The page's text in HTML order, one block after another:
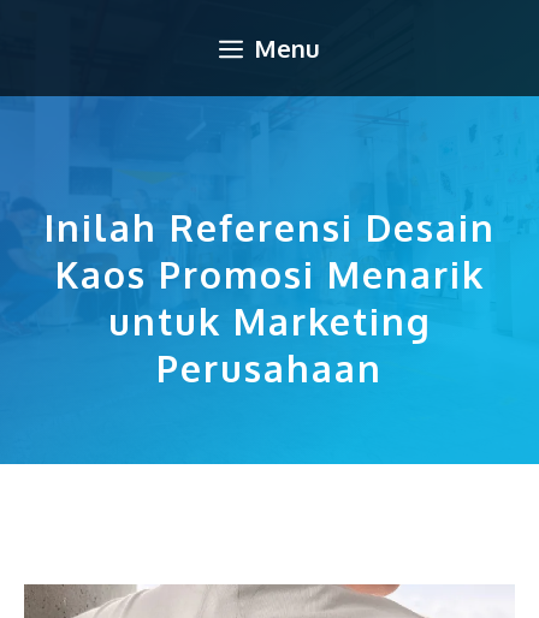
Menu
Inilah Referensi Desain
Kaos Promosi Menarik
untuk Marketing
Perusahaan